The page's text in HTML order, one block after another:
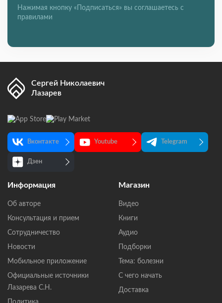
Нажимая кнопку «Подписаться» вы соглашаетесь с
правилами
Сергей Николаевич
Лазарев
Вконтакте Youtube Telegram
Дзен
Информация
Об авторе
Консультация и прием
Сотрудничество
Новости
Мобильное приложение
Официальные источники
Лазарева С.Н.
Магазин
Видео
Книги
Аудио
Подборки
Тема: болезни
С чего начать
Доставка